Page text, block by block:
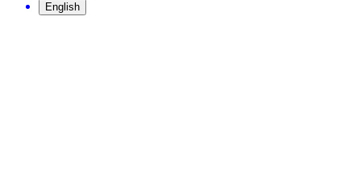
English